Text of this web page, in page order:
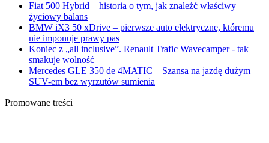
Fiat 500 Hybrid – historia o tym, jak znaleźć właściwy
życiowy balans
BMW iX3 50 xDrive – pierwsze auto elektryczne, któremu
nie imponuje prawy pas
Koniec z „all inclusive”. Renault Trafic Wavecamper - tak
smakuje wolność
Mercedes GLE 350 de 4MATIC – Szansa na jazdę dużym
SUV-em bez wyrzutów sumienia
Promowane treści